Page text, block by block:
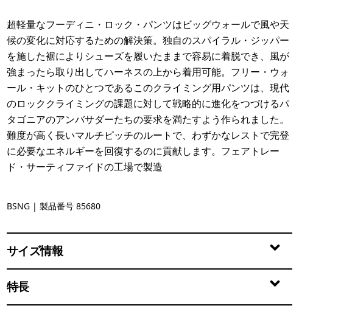
超軽量なフーディニ・ロック・パンツはビッグウォールで風や天
候の変化に対応するための解決策。独自のスパイラル・ジッパー
を施した裾によりシューズを履いたままで容易に着脱でき、風が
強まったら取り出してハーネスの上から着用可能。フリー・ウォ
ール・キットのひとつであるこのクライミング用パンツは、現代
のロッククライミングの課題に対して戦略的に進化をつづけるパ
タゴニアのアンバサダーたちの要求を満たすよう作られました。
難度が高く長いマルチピッチのルートで、わずかなレストで完登
に必要なエネルギーを回復するのに貢献します。フェアトレー
ド・サーティファイドの工場で製造
Basin Green
BSNG | 製品番号 85680
サイズ情報
特長